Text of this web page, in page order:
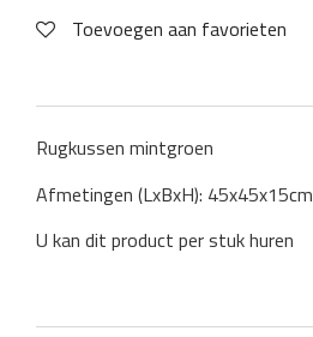
Toevoegen aan favorieten
Rugkussen mintgroen
Afmetingen (LxBxH): 45x45x15cm
U kan dit product per stuk huren